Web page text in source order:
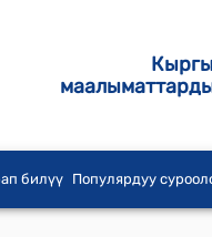
билүү Популярдуу